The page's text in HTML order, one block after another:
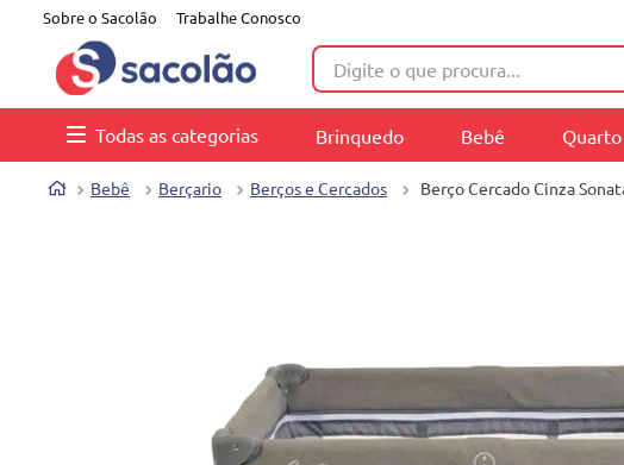
Sobre o Sacolão Trabalhe Conosco
Digite o que procura...
Todas as categorias Brinquedo Bebê
Bebê Berçario Berços e Cercados Berço Cercado Cinza